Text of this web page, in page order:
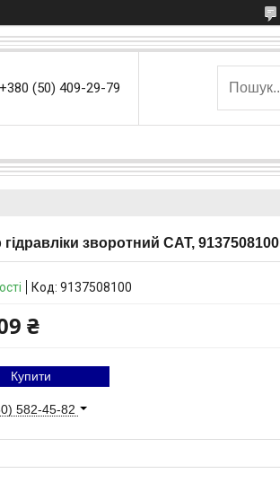
+380 (50) 409-29-79
гідравліки зворотний CAT, 9137508100
Код: 9137508100
₴
Купити
582-45-82